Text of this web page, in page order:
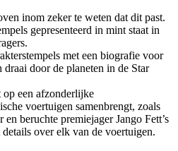
inom zeker te weten dat dit past.
gepresenteerd in mint staat in
met een biografie voor
door de planeten in de Star
een afzonderlijke
voertuigen samenbrengt, zoals
beruchte premiejager Jango Fett’s
over elk van de voertuigen.